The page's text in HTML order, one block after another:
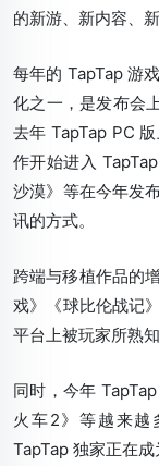
的新游、新内容、
每年的 TapTap 游
化之一，是发布会
去年 TapTap PC
作开始进入
沙漠》等在今年发
讯的方式。
跨端与移植作品的
戏》《球比伦战记
平台上被玩家所熟
同时，今年
火车2》等越来越
TapTap 独家正在成